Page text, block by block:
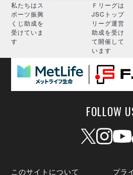
私たちはス
ポーツ振興
くじ助成を
受けていま
す
Ｆリーグは
JSCトップ
リーグ運営
助成を受け
て開催して
います
FOLLOW
このサイトについて プラ